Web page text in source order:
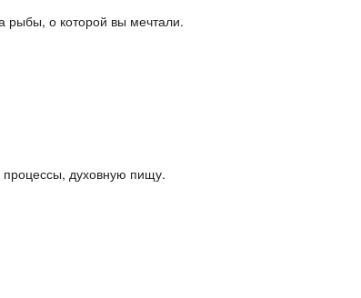
рыбы, о которой вы мечтали.
процессы, духовную пищу.